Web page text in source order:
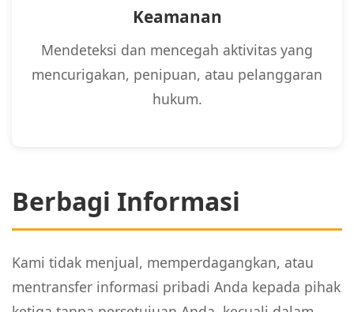
Keamanan
Mendeteksi dan mencegah aktivitas yang
mencurigakan, penipuan, atau pelanggaran
hukum.
Berbagi Informasi
Kami tidak menjual, memperdagangkan, atau
mentransfer informasi pribadi Anda kepada pihak